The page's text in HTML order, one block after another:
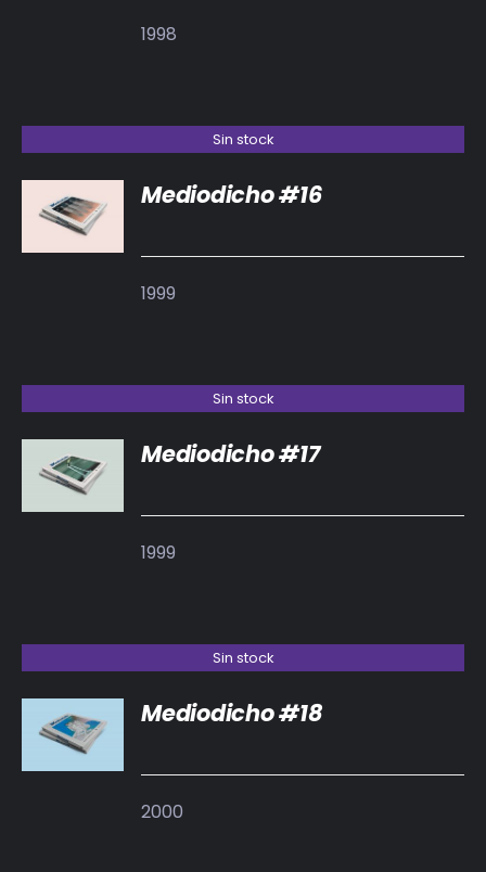
1998
Sin stock
DETALLES
Mediodicho #16
1999
Sin stock
DETALLES
Mediodicho #17
1999
Sin stock
DETALLES
Mediodicho #18
2000